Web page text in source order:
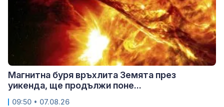
Магнитна буря връхлита Земята през
уикенда, ще продължи поне...
09:50 • 07.08.26